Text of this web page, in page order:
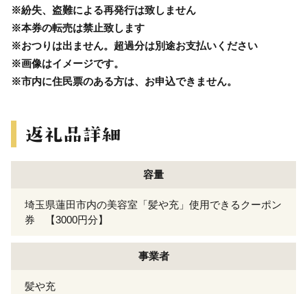
※紛失、盗難による再発行は致しません
※本券の転売は禁止致します
※おつりは出ません。超過分は別途お支払いください
※画像はイメージです。
※市内に住民票のある方は、お申込できません。
容量
埼玉県蓮田市内の美容室「髪や充」使用できるクーポン
券 【3000円分】
事業者
髪や充